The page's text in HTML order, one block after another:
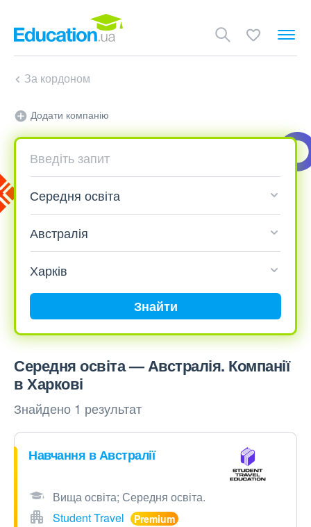
За кордоном
Додати компанію
Знайти
Середня освіта — Австралія. Компанії
в Харкові
Знайдено 1 результат
Навчання в Австралії
Вища освіта; Середня освіта.
Student Travel